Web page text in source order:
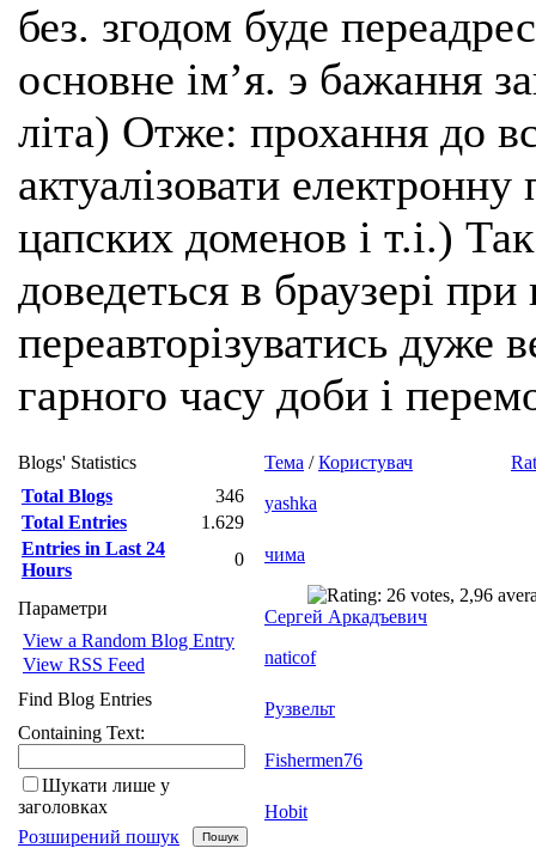
без. згодом буде
основне імʼя. э бажання
літа) Отже: прохання до
актуалізовати
цапских доменов і т.і.)
доведеться в браузері
переавторізуватись
гарного часу доби і
Тема /Користувач
yashka
чима
Сергей Аркадъевич
naticof
Рузвельт
Fishermen76
Hobit
Blogs' Statistics
Total Blogs
346
Total Entries
1.629
Entries in Last 24
Hours
0
Параметри
View a Random Blog Entry
View RSS Feed
Find Blog Entries
Containing Text:
Шукати лише у
заголовках
Розширений пошук